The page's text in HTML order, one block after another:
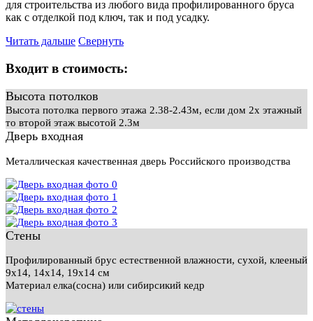
для строительства из любого вида профилированного бруса
как с отделкой под ключ, так и под усадку.
Читать дальше Свернуть
Входит в стоимость:
Высота потолков
Высота потолка первого этажа 2.38-2.43м, если дом 2х этажный
то второй этаж высотой 2.3м
Дверь входная
Металлическая качественная дверь Российского производства
Стены
Профилированный брус естественной влажности, сухой, клееный
9х14, 14х14, 19х14 см
Материал елка(сосна) или сибирсикий кедр